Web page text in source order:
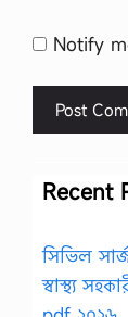
Notify
Recent
সিভিল
স্বাস্থ্য